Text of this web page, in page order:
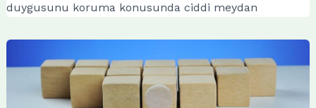
duygusunu koruma konusunda ciddi meydan